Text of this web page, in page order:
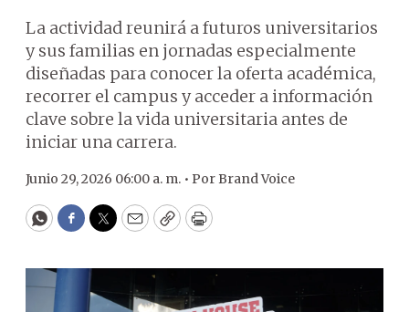
La actividad reunirá a futuros universitarios
y sus familias en jornadas especialmente
diseñadas para conocer la oferta académica,
recorrer el campus y acceder a información
clave sobre la vida universitaria antes de
iniciar una carrera.
Junio 29, 2026 06:00 a. m. • PorBrand Voice
WhatsApp
Facebook
Twitter
EmailCopyPrint